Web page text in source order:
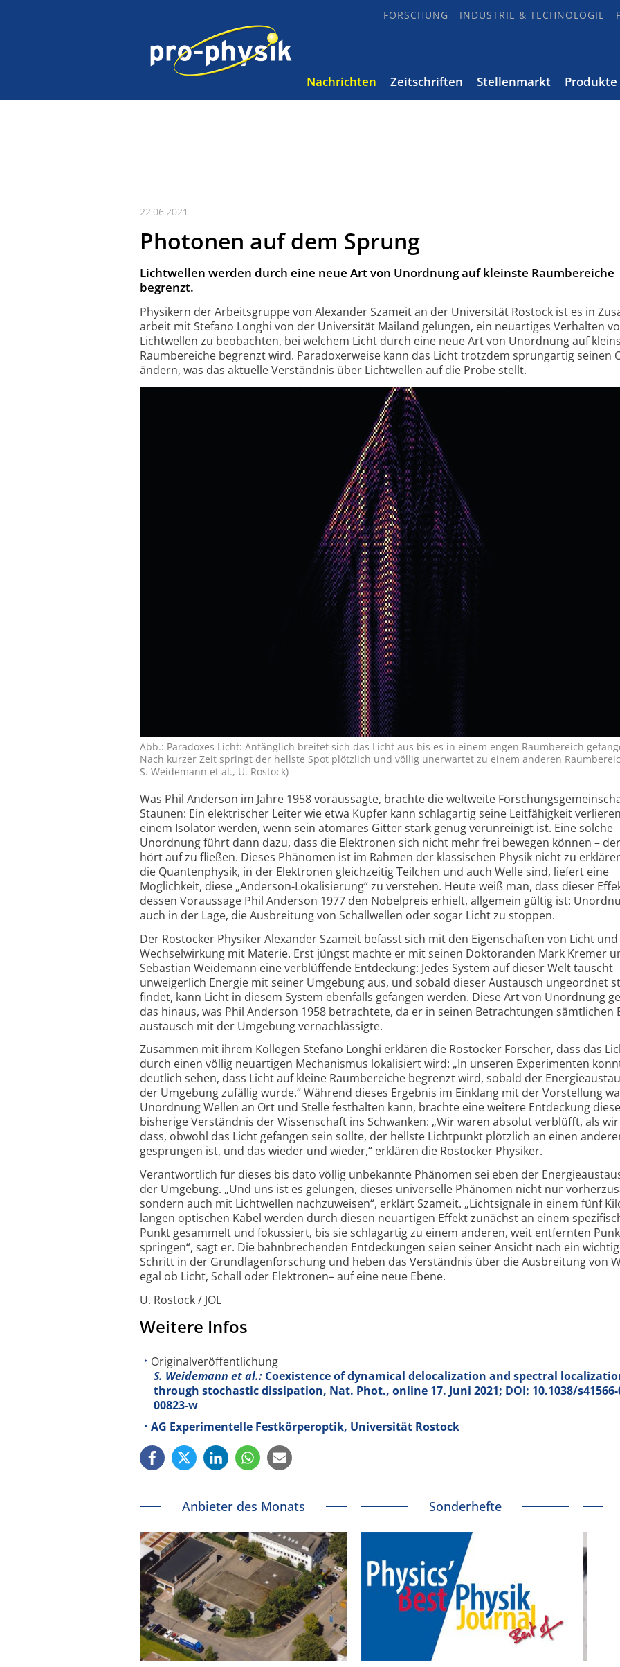
FORSCHUNG INDUSTRIE & TECHNOLOGIE
Nachrichten Zeitschriften Stellenmarkt Produkte
22.06.2021
Photonen auf dem Sprung
Lichtwellen werden durch eine neue Art von Unordnung auf kleinste Raumbereiche
begrenzt.
Physikern der Arbeitsgruppe von Alexander Szameit an der Universität Rostock ist es in
arbeit mit Stefano Longhi von der Universität Mailand gelungen, ein neu­artiges Verhalten
Lichtwellen zu beobachten, bei welchem Licht durch eine neue Art von Unordnung auf
Raum­bereiche begrenzt wird. Paradoxer­weise kann das Licht trotzdem sprungartig seinen
ändern, was das aktuelle Verständnis über Lichtwellen auf die Probe stellt.
Abb.: Paradoxes Licht: Anfänglich breitet sich das Licht aus bis es in einem engen Raum­bereich
Nach kurzer Zeit springt der hellste Spot plötzlich und völlig uner­wartet zu einem anderen
S. Weidemann et al., U. Rostock)
Was Phil Anderson im Jahre 1958 voraussagte, brachte die weltweite
Staunen: Ein elektrischer Leiter wie etwa Kupfer kann schlag­artig seine Leit­fähigkeit
einem Isolator werden, wenn sein atomares Gitter stark genug verunreinigt ist. Eine solche
Unordnung führt dann dazu, dass die Elektronen sich nicht mehr frei bewegen können –
hört auf zu fließen. Dieses Phänomen ist im Rahmen der klassischen Physik nicht zu
die Quantenphysik, in der Elektronen gleich­zeitig Teilchen und auch Welle sind, liefert eine
Möglichkeit, diese „Anderson-Loka­lisierung“ zu verstehen. Heute weiß man, dass dieser
dessen Voraus­sage Phil Anderson 1977 den Nobelpreis erhielt, allgemein gültig ist:
auch in der Lage, die Ausbreitung von Schallwellen oder sogar Licht zu stoppen.
Der Rostocker Physiker Alexander Szameit befasst sich mit den Eigenschaften von Licht
Wechselwirkung mit Materie. Erst jüngst machte er mit seinen Doktoranden Mark Kremer
Sebastian Weidemann eine verblüf­fende Entdeckung: Jedes System auf dieser Welt tauscht
unweigerlich Energie mit seiner Umgebung aus, und sobald dieser Austausch ungeordnet
findet, kann Licht in diesem System ebenfalls gefangen werden. Diese Art von Unordnung
das hinaus, was Phil Anderson 1958 betrachtete, da er in seinen Betrach­tungen sämtlichen
austausch mit der Umgebung vernach­lässigte.
Zusammen mit ihrem Kollegen Stefano Longhi erklären die Rostocker Forscher, dass das
durch einen völlig neu­artigen Mechanismus loka­lisiert wird: „In unseren Experimenten
deutlich sehen, dass Licht auf kleine Raum­bereiche begrenzt wird, sobald der
der Umgebung zufällig wurde.“ Während dieses Ergebnis im Einklang mit der Vorstellung
Unordnung Wellen an Ort und Stelle festhalten kann, brachte eine weitere Entdeckung
bisherige Verständnis der Wissen­schaft ins Schwanken: „Wir waren absolut verblüfft, als
dass, obwohl das Licht gefangen sein sollte, der hellste Lichtpunkt plötzlich an einen
gesprungen ist, und das wieder und wieder,“ erklären die Rostocker Physiker.
Verant­wortlich für dieses bis dato völlig unbekannte Phänomen sei eben der
der Umgebung. „Und uns ist es gelungen, dieses univer­selle Phänomen nicht nur
sondern auch mit Licht­wellen nachzuweisen“, erklärt Szameit. „Licht­signale in einem fünf
langen optischen Kabel werden durch diesen neuartigen Effekt zunächst an einem
Punkt gesammelt und fokussiert, bis sie schlagartig zu einem anderen, weit entfernten
springen“, sagt er. Die bahn­brechenden Entdeckungen seien seiner Ansicht nach ein
Schritt in der Grundlagen­forschung und heben das Verständnis über die Ausbreitung von
egal ob Licht, Schall oder Elektronen– auf eine neue Ebene.
U. Rostock / JOL
Weitere Infos
Originalveröffentlichung
S. Weidemann et al.: Coexistence of dynamical delocalization and spectral
through stochastic dissipation, Nat. Phot., online 17. Juni 2021; DOI: 10.1038/s41566-
00823-w
AG Experimentelle Festkörperoptik, Universität Rostock
Anbieter des Monats Sonderhefte